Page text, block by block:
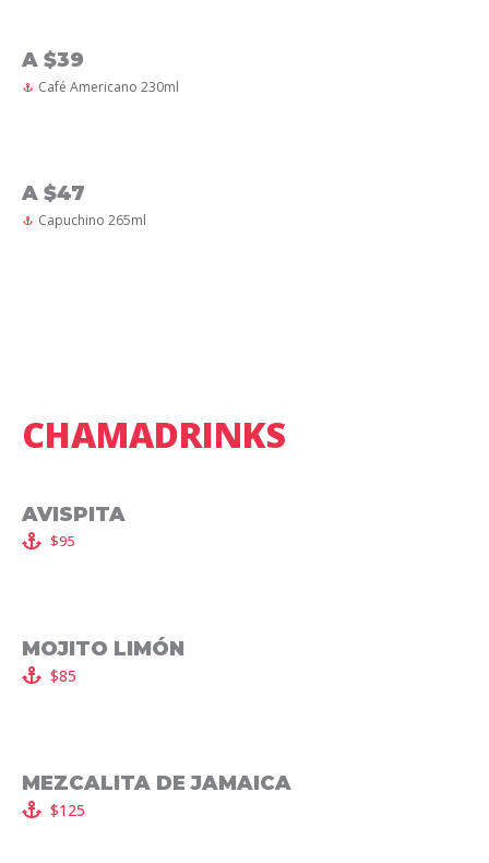
A $39
Café Americano 230ml
A $47
Capuchino 265ml
CHAMADRINKS
AVISPITA
$95
MOJITO LIMÓN
$85
MEZCALITA DE JAMAICA
$125